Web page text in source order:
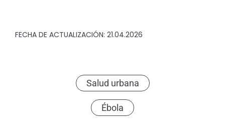
FECHA DE ACTUALIZACIÓN: 21.04.2026
Salud urbana
Ébola